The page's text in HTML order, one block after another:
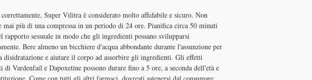
correttamente, Super Vilitra è considerato molto affidabile e sicuro. Non
mai più di una compressa in un periodo di 24 ore. Pianifica circa 50 minuti
rapporto sessuale in modo che gli ingredienti possano svilupparsi
Bere almeno un bicchiere d'acqua abbondante durante l'assunzione per
disidratazione e aiutare il corpo ad assorbire gli ingredienti. Gli effetti
di Vardenfail e Dapoxetine possono durare fino a 5 ore, a seconda dell'età e